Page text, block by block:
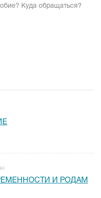
Куда обращаться?
И РОДАМ